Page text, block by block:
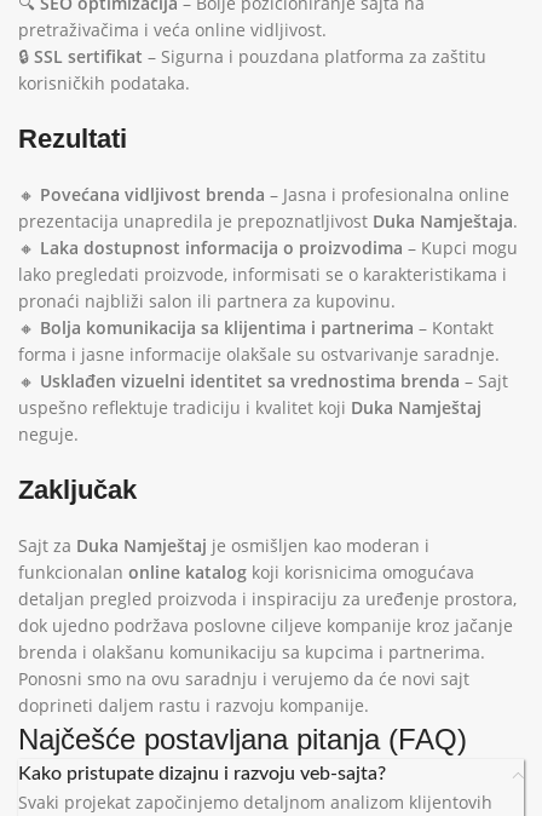
pretraživačima i veća online vidljivost.
🔒 SSL sertifikat – Sigurna i pouzdana platforma za zaštitu
korisničkih podataka.
Rezultati
🔸 Povećana vidljivost brenda – Jasna i profesionalna online
prezentacija unapredila je prepoznatljivost Duka Namještaja.
🔸 Laka dostupnost informacija o proizvodima – Kupci mogu
lako pregledati proizvode, informisati se o karakteristikama i
pronaći najbliži salon ili partnera za kupovinu.
🔸 Bolja komunikacija sa klijentima i partnerima – Kontakt
forma i jasne informacije olakšale su ostvarivanje saradnje.
🔸 Usklađen vizuelni identitet sa vrednostima brenda – Sajt
uspešno reflektuje tradiciju i kvalitet koji Duka Namještaj
neguje.
Zaključak
Sajt za Duka Namještaj je osmišljen kao moderan i
funkcionalan online katalog koji korisnicima omogućava
detaljan pregled proizvoda i inspiraciju za uređenje prostora,
dok ujedno podržava poslovne ciljeve kompanije kroz jačanje
brenda i olakšanu komunikaciju sa kupcima i partnerima.
Ponosni smo na ovu saradnju i verujemo da će novi sajt
doprineti daljem rastu i razvoju kompanije.
Najčešće postavljana pitanja (FAQ)
Kako pristupate dizajnu i razvoju veb-sajta?
Svaki projekat započinjemo detaljnom analizom klijentovih